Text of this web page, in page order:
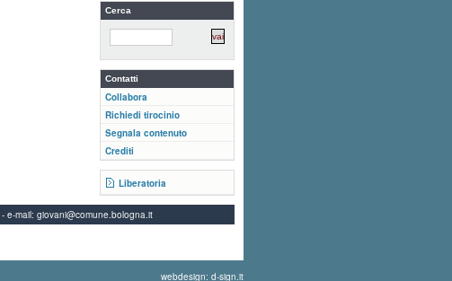
Cerca
Contatti
Collabora
Richiedi tirocinio
Segnala contenuto
Crediti
Liberatoria
- e-mail: giovani@comune.bologna.it
webdesign: d-sign.it